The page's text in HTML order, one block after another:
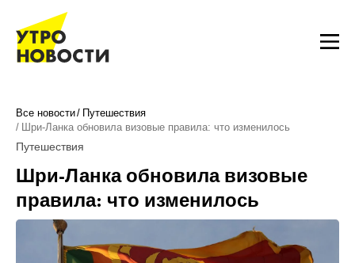
Все новости
Путешествия
Шри-Ланка обновила визовые правила: что изменилось
Путешествия
Шри-Ланка обновила визовые
правила: что изменилось